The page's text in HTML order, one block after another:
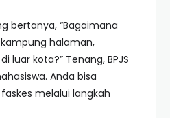
bertanya, “Bagaimana
kampung halaman,
luar kota?” Tenang, BPJS
Anda bisa
melalui langkah